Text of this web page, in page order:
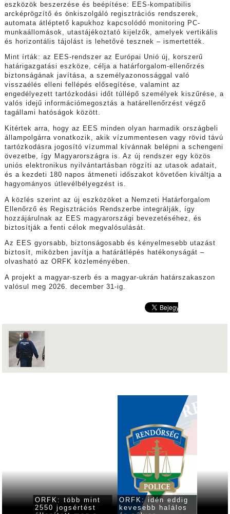
eszközök beszerzése és beépítése: EES-kompatibilis
arcképrögzítő és önkiszolgáló regisztrációs rendszerek,
automata átléptető kapukhoz kapcsolódó monitoring PC-
munkaállomások, utastájékoztató kijelzők, amelyek vertikális
és horizontális tájolást is lehetővé tesznek – ismertették.
Mint írták: az EES-rendszer az Európai Unió új, korszerű
határigazgatási eszköze, célja a határforgalom-ellenőrzés
biztonságának javítása, a személyazonossággal való
visszaélés elleni fellépés elősegítése, valamint az
engedélyezett tartózkodási időt túllépő személyek kiszűrése, a
valós idejű információmegosztás a határellenőrzést végző
tagállami hatóságok között.
Kitértek arra, hogy az EES minden olyan harmadik országbeli
állampolgárra vonatkozik, akik vízummentesen vagy rövid távú
tartózkodásra jogosító vízummal kívánnak belépni a schengeni
övezetbe, így Magyarországra is. Az új rendszer egy közös
uniós elektronikus nyilvántartásban rögzíti az utasok adatait,
és a kezdeti 180 napos átmeneti időszakot követően kiváltja a
hagyományos útlevélbélyegzést is.
A közlés szerint az új eszközöket a Nemzeti Határforgalom
Ellenőrző és Regisztrációs Rendszerbe integrálják, így
hozzájárulnak az EES magyarországi bevezetéséhez, és
biztosítják a fenti célok megvalósulását.
Az EES gyorsabb, biztonságosabb és kényelmesebb utazást
biztosít, miközben javítja a határátlépés hatékonyságát –
olvasható az ORFK közleményében.
A projekt a magyar-szerb és a magyar-ukrán határszakaszon
valósul meg 2026. december 31-ig.
óra
ORFK: több mint
2550 jogsértést
ORFK: idén eddig
kevesebb halálos